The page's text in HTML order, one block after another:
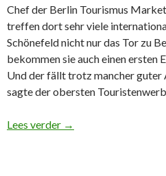
Chef der Berlin Tourismus
treffen dort sehr viele
Schönefeld nicht nur das Tor zu
bekommen sie auch einen ersten
Und der fällt trotz mancher guter
sagte der obersten
Lees verder “Das ist keine
→